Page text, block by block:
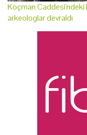
Koçman Caddesi'ndeki
arkeologlar devraldı